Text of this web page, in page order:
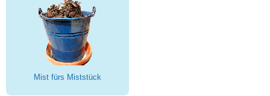
Mist fürs Miststück